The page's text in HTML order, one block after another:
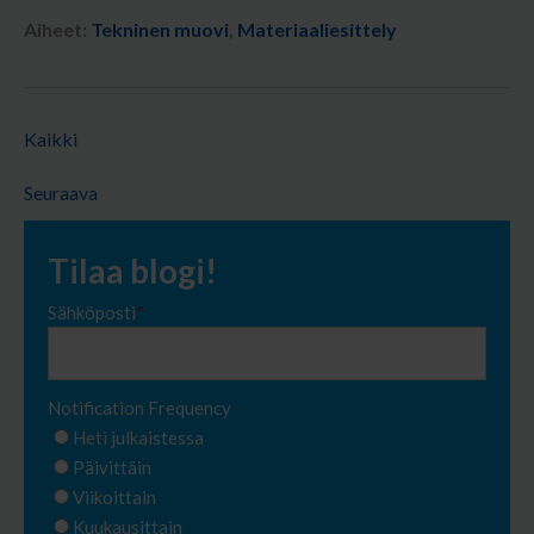
Aiheet: Tekninen muovi, Materiaaliesittely
Kaikki
Seuraava
Tilaa blogi!
Sähköposti*
Notification Frequency
Heti julkaistessa
Päivittäin
Viikoittain
Kuukausittain